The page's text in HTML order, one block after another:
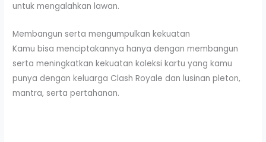
untuk mengalahkan lawan.
Membangun serta mengumpulkan kekuatan
Kamu bisa menciptakannya hanya dengan membangun
serta meningkatkan kekuatan koleksi kartu yang kamu
punya dengan keluarga Clash Royale dan lusinan pleton,
mantra, serta pertahanan.